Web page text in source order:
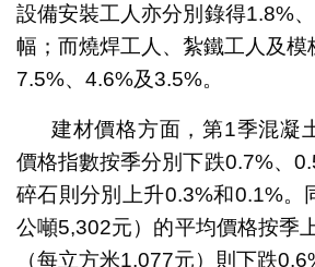
設備安裝工人亦分別錄得1.8%
幅；而燒焊工人、紮鐵工人及模
7.5%、4.6%及3.5%。
建材價格方面，第1季混凝
價格指數按季分別下跌0.7%、
碎石則分別上升0.3%和0.1%。
公噸5,302元）的平均價格按季
（每立方米1,077元）則下跌